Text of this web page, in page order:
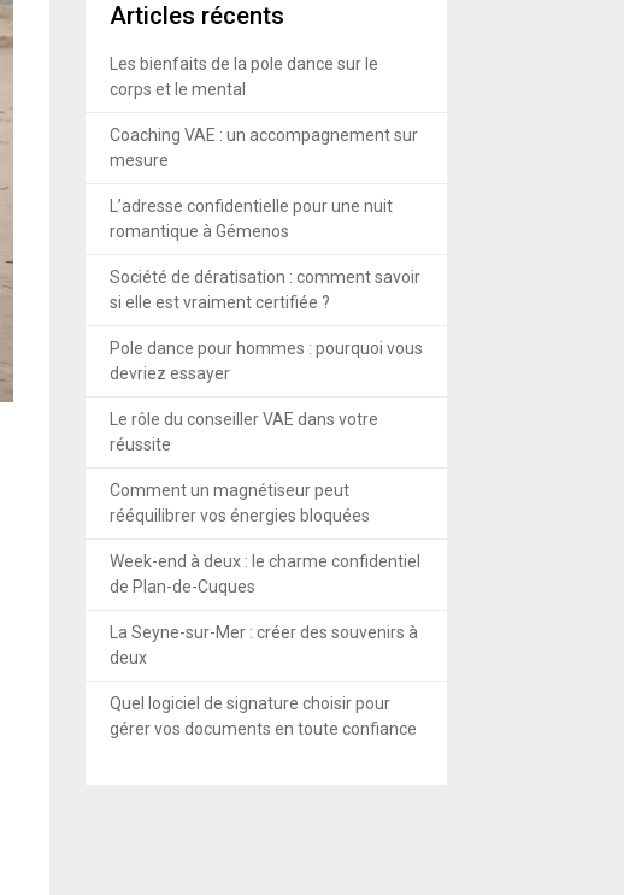
Articles récents
Les bienfaits de la pole dance sur le
corps et le mental
Coaching VAE : un accompagnement sur
mesure
L’adresse confidentielle pour une nuit
romantique à Gémenos
Société de dératisation : comment savoir
si elle est vraiment certifiée ?
Pole dance pour hommes : pourquoi vous
devriez essayer
Le rôle du conseiller VAE dans votre
réussite
Comment un magnétiseur peut
rééquilibrer vos énergies bloquées
Week-end à deux : le charme confidentiel
de Plan-de-Cuques
La Seyne-sur-Mer : créer des souvenirs à
deux
Quel logiciel de signature choisir pour
gérer vos documents en toute confiance